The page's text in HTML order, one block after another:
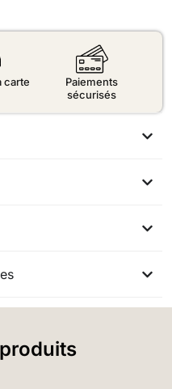
carte
Paiements
sécurisés